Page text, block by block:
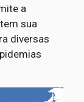
a
sua
diversas